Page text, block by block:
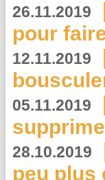
26.11.2019
pour
12.11.2019
05.11.2019
28.10.2019
peu plus